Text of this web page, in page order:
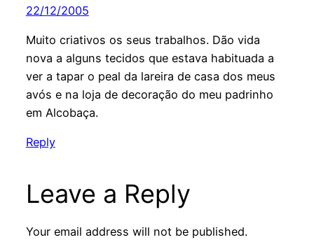
22/12/2005
Muito criativos os seus trabalhos. Dão vida
nova a alguns tecidos que estava habituada a
ver a tapar o peal da lareira de casa dos meus
avós e na loja de decoração do meu padrinho
em Alcobaça.
Reply
Leave a Reply
Your email address will not be published.